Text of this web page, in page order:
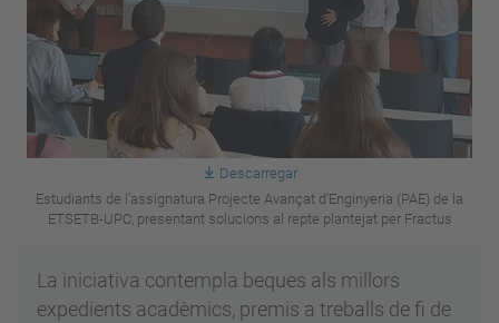
Descarregar
Estudiants de l'assignatura Projecte Avançat d'Enginyeria (PAE) de la
ETSETB-UPC, presentant solucions al repte plantejat per Fractus
La iniciativa contempla beques als millors
expedients acadèmics, premis a treballs de fi de